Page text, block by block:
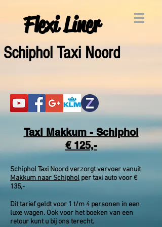
Flexi Liner
Schiphol Taxi Noord
Taxi Makkum - Schiphol
€ 125,-
Schiphol Taxi Noord verzorgt vervoer vanuit
Makkum naar Schiphol per taxi auto voor €
135,-
Dit tarief geldt voor 1 t/m 4 personen in een
luxe wagen. Ook voor het boeken van een
retour kunt u bij ons terecht.